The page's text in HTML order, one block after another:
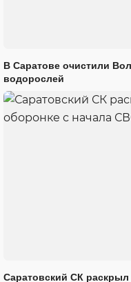
В Саратове очистили
водорослей
Саратовский СК раскрыл